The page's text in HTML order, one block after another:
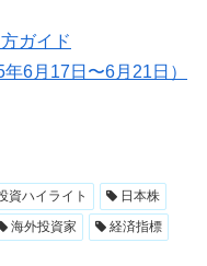
ガイド
6月17日〜6月21日）
資ハイライト
日本株
海外投資家 経済指標